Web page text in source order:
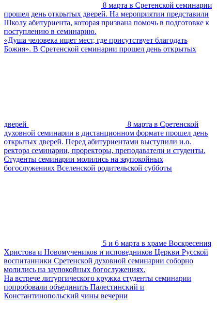
8 марта в Сретенской семинарии
прошел день открытых дверей. На мероприятии представили
Школу абитуриента, которая призвана помочь в подготовке к
поступлению в семинарию.
«Душа человека ищет мест, где присутствует благодать
Божия». В Сретенской семинарии прошел день открытых
дверей
8 марта в Сретенской
духовной семинарии в дистанционном формате прошел день
открытых дверей. Перед абитуриентами выступили и.о.
ректора семинарии, проректоры, преподаватели и студенты.
Студенты семинарии молились на заупокойных
богослужениях Вселенской родительской субботы
5 и 6 марта в храме Воскресения
Христова и Новомучеников и исповедников Церкви Русской
воспитанники Сретенской духовной семинарии соборно
молились на заупокойных богослужениях.
На встрече литургического кружка студенты семинарии
попробовали объединить Палестинский и
Константинопольский чины вечерни